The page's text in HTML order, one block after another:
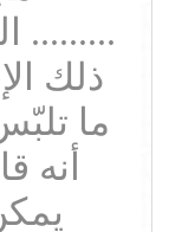
.........
ذلك
ما
أنه